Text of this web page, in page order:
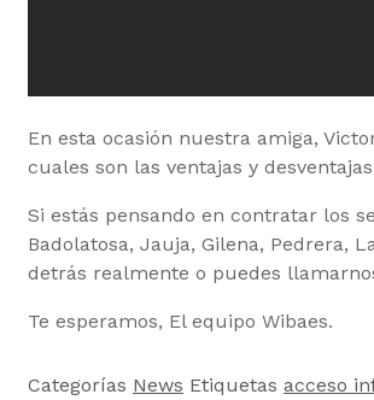
En esta ocasión nuestra amiga,
cuales son las ventajas y
Si estás pensando en contratar los
Badolatosa, Jauja, Gilena, Pedrera,
detrás realmente o puedes
Te esperamos, El equipo Wibaes.
Categorías News Etiquetas acceso